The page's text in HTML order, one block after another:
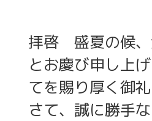
拝啓 盛夏の候、
とお慶び申し上
てを賜り厚く御
さて、誠に勝手